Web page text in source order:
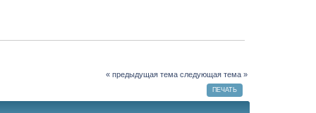
« предыдущая тема следующая тема »
ПЕЧАТЬ